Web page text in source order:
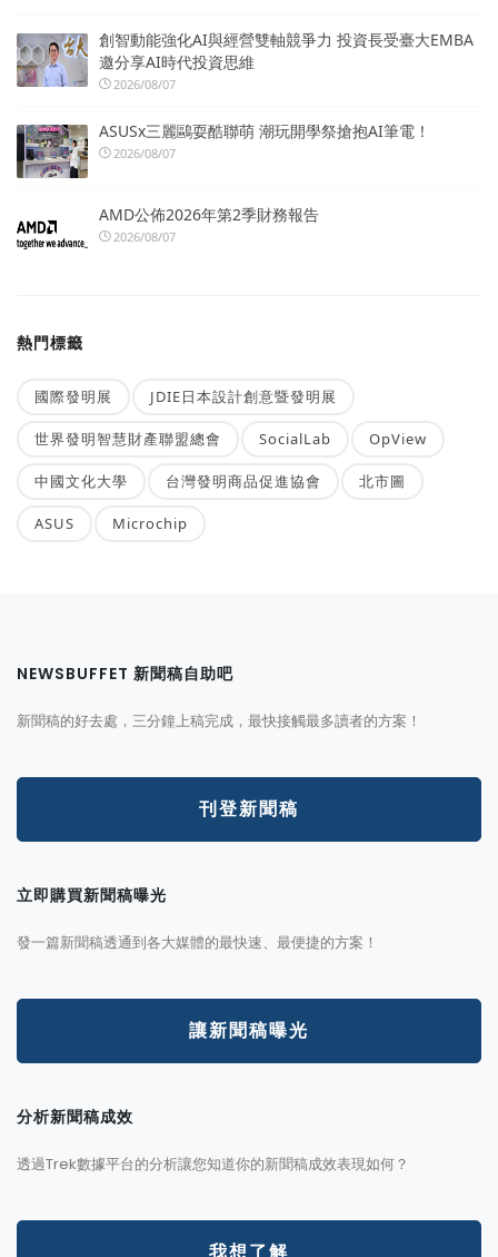
創智動能強化AI與經營雙軸競爭力 投資長受臺大EMBA
邀分享AI時代投資思維
2026/08/07
ASUSx三麗鷗耍酷聯萌 潮玩開學祭搶抱AI筆電！
2026/08/07
AMD公佈2026年第2季財務報告
2026/08/07
熱門標籤
國際發明展 JDIE日本設計創意暨發明展
世界發明智慧財產聯盟總會 SocialLab OpView
中國文化大學 台灣發明商品促進協會 北市圖
ASUS Microchip
NEWSBUFFET 新聞稿自助吧
新聞稿的好去處，三分鐘上稿完成，最快接觸最多讀者的方案！
刊登新聞稿
立即購買新聞稿曝光
發一篇新聞稿透通到各大媒體的最快速、最便捷的方案！
讓新聞稿曝光
分析新聞稿成效
透過Trek數據平台的分析讓您知道你的新聞稿成效表現如何？